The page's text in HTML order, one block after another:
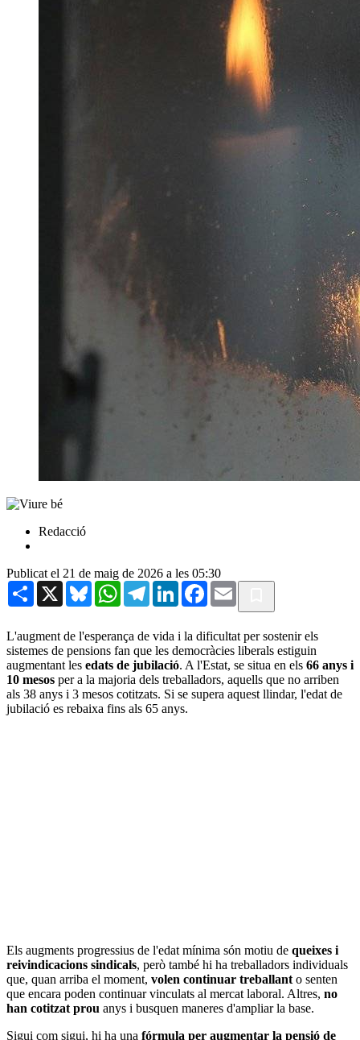
Redacció
Publicat el 21 de maig de 2026 a les 05:30
Share X BlueskyWhatsAppTelegramLinkedInFacebook
Email
L'augment de l'esperança de vida i la dificultat per sostenir els
sistemes de pensions fan que les democràcies liberals estiguin
augmentant les edats de jubilació. A l'Estat, se situa en els 66 anys i
10 mesos per a la majoria dels treballadors, aquells que no arriben
als 38 anys i 3 mesos cotitzats. Si se supera aquest llindar, l'edat de
jubilació es rebaixa fins als 65 anys.
Els augments progressius de l'edat mínima són motiu de queixes i
reivindicacions sindicals, però també hi ha treballadors individuals
que, quan arriba el moment, volen continuar treballant o senten
que encara poden continuar vinculats al mercat laboral. Altres, no
han cotitzat prou anys i busquen maneres d'ampliar la base.
Sigui com sigui, hi ha una fórmula per augmentar la pensió de